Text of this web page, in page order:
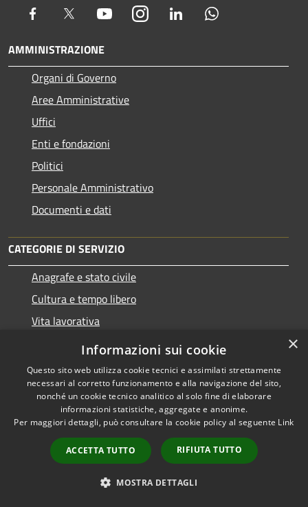
Facebook Twitter YoutubeInstagram LinkedIn
AMMINISTRAZIONE
Organi di Governo
Aree Amministrative
Uffici
Enti e fondazioni
Politici
Personale Amministrativo
Documenti e dati
CATEGORIE DI SERVIZIO
Anagrafe e stato civile
Cultura e tempo libero
Vita lavorativa
Imprese e Commercio
Mobilità e trasporti
Educazione e formazione
Tributi,finanze e contravvenzioni
×
Informazioni sui cookie
Questo sito web utilizza cookie tecnici e assimilati strettamente
necessari al corretto funzionamento e alla navigazione del sito,
nonché un cookie tecnico analitico al solo fine di elaborare
informazioni statistiche, aggregate e anonime.
Per maggiori dettagli, può consultare la cookie policy al seguente Link
ACCETTA TUTTO RIFIUTA TUTTO
MOSTRA DETTAGLI